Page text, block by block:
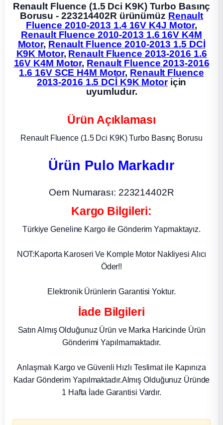
Parça
Renault Fluence (1.5 Dci K9K) Turbo Basınç
Borusu - 223214402R ürünümüz Renault
Fluence 2010-2013 1.4 16V K4J Motor,
Renault Fluence 2010-2013 1.6 16V K4M
Motor, Renault Fluence 2010-2013 1.5 DCİ
K9K Motor, Renault Fluence 2013-2016 1.6
16V K4M Motor, Renault Fluence 2013-2016
1.6 16V SCE H4M Motor, Renault Fluence
2013-2016 1.5 DCİ K9K Motoriçin
uyumludur.
Ürün Açıklaması
Renault Fluence (1.5 Dci K9K) Turbo Basınç Borusu
Ürün Pulo Markadır
Oem Numarası: 223214402R
Kargo Bilgileri:
Türkiye Geneline Kargo ile Gönderim Yapmaktayız.
NOT:Kaporta Karoseri Ve Komple Motor Nakliyesi Alıcı
Öder!!
Elektronik Ürünlerin Garantisi Yoktur.
İade Bilgileri
Satın Almış Olduğunuz Ürün ve Marka Haricinde Ürün
Gönderimi Yapılmamaktadır.
Anlaşmalı Kargo ve Güvenli Hızlı Teslimat ile Kapınıza
Kadar Gönderim Yapılmaktadır.Almış Olduğunuz Üründe
1 Hafta İade Garantisi Vardır.